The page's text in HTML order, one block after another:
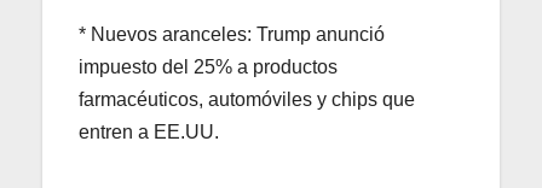
* Nuevos aranceles: Trump anunció
impuesto del 25% a productos
farmacéuticos, automóviles y chips que
entren a EE.UU.